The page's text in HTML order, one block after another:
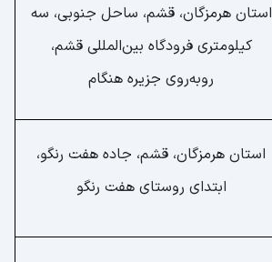
استان هرمزگان، قشم، ساحل جنوبی، سه
کیلومتری فرودگاه بین‌المللی قشم،
رو‌به‌روی جزیره هنگام
استان هرمزگان، قشم، جاده هفت رنگو،
ابتدای روستای هفت رنگو